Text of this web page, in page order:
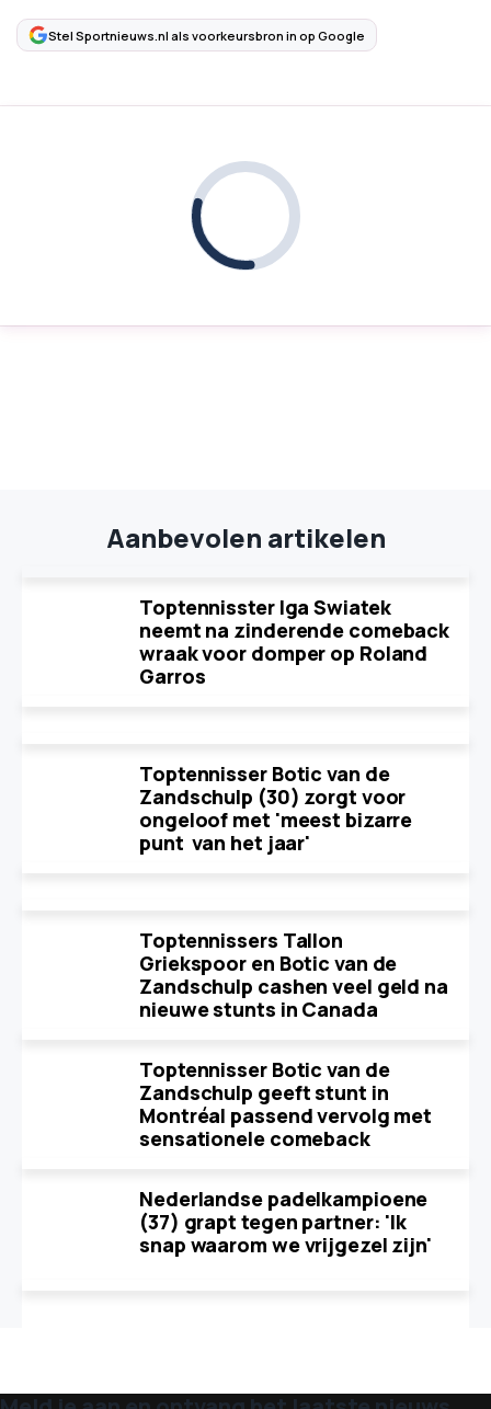
Stel Sportnieuws.nl als voorkeursbron in op Google
Aanbevolen artikelen
Toptennisster Iga Swiatek
neemt na zinderende comeback
wraak voor domper op Roland
Garros
Toptennisser Botic van de
Zandschulp (30) zorgt voor
ongeloof met 'meest bizarre
punt van het jaar'
Toptennissers Tallon
Griekspoor en Botic van de
Zandschulp cashen veel geld na
nieuwe stunts in Canada
Toptennisser Botic van de
Zandschulp geeft stunt in
Montréal passend vervolg met
sensationele comeback
Nederlandse padelkampioene
(37) grapt tegen partner: 'Ik
snap waarom we vrijgezel zijn'